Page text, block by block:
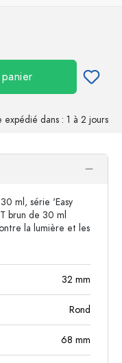
expédié dans : 1 à 2 jours
ml, série 'Easy
brun de 30 ml
la lumière et les
32 mm
Rond
68 mm